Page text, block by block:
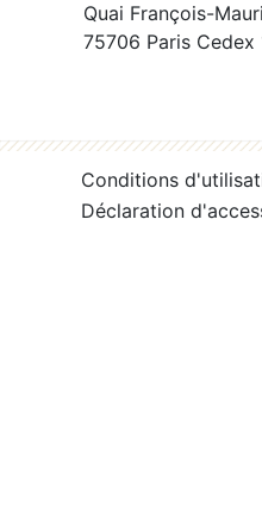
Quai François-
75706 Paris Cedex
Conditions
Déclaration